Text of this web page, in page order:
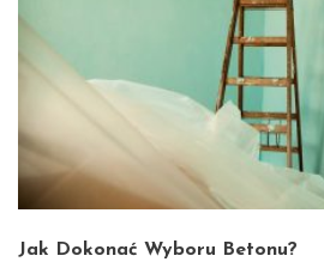
Jak Dokonać Wyboru Betonu?